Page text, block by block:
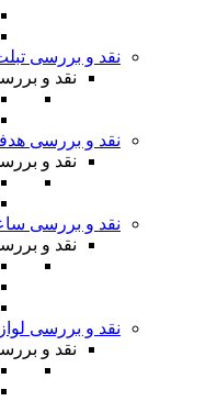
نقد و بررسی
نقد و
نقد و بررسی
نقد و
نقد و بررسی
نقد و
نقد و بررسی
نقد و